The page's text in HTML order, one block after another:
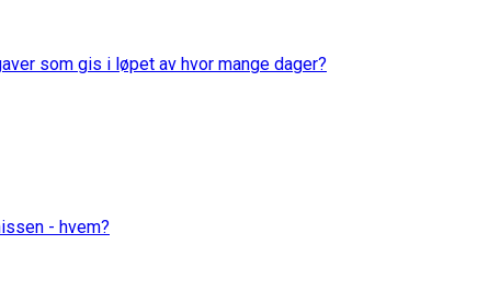
som gis i løpet av hvor mange dager?
- hvem?